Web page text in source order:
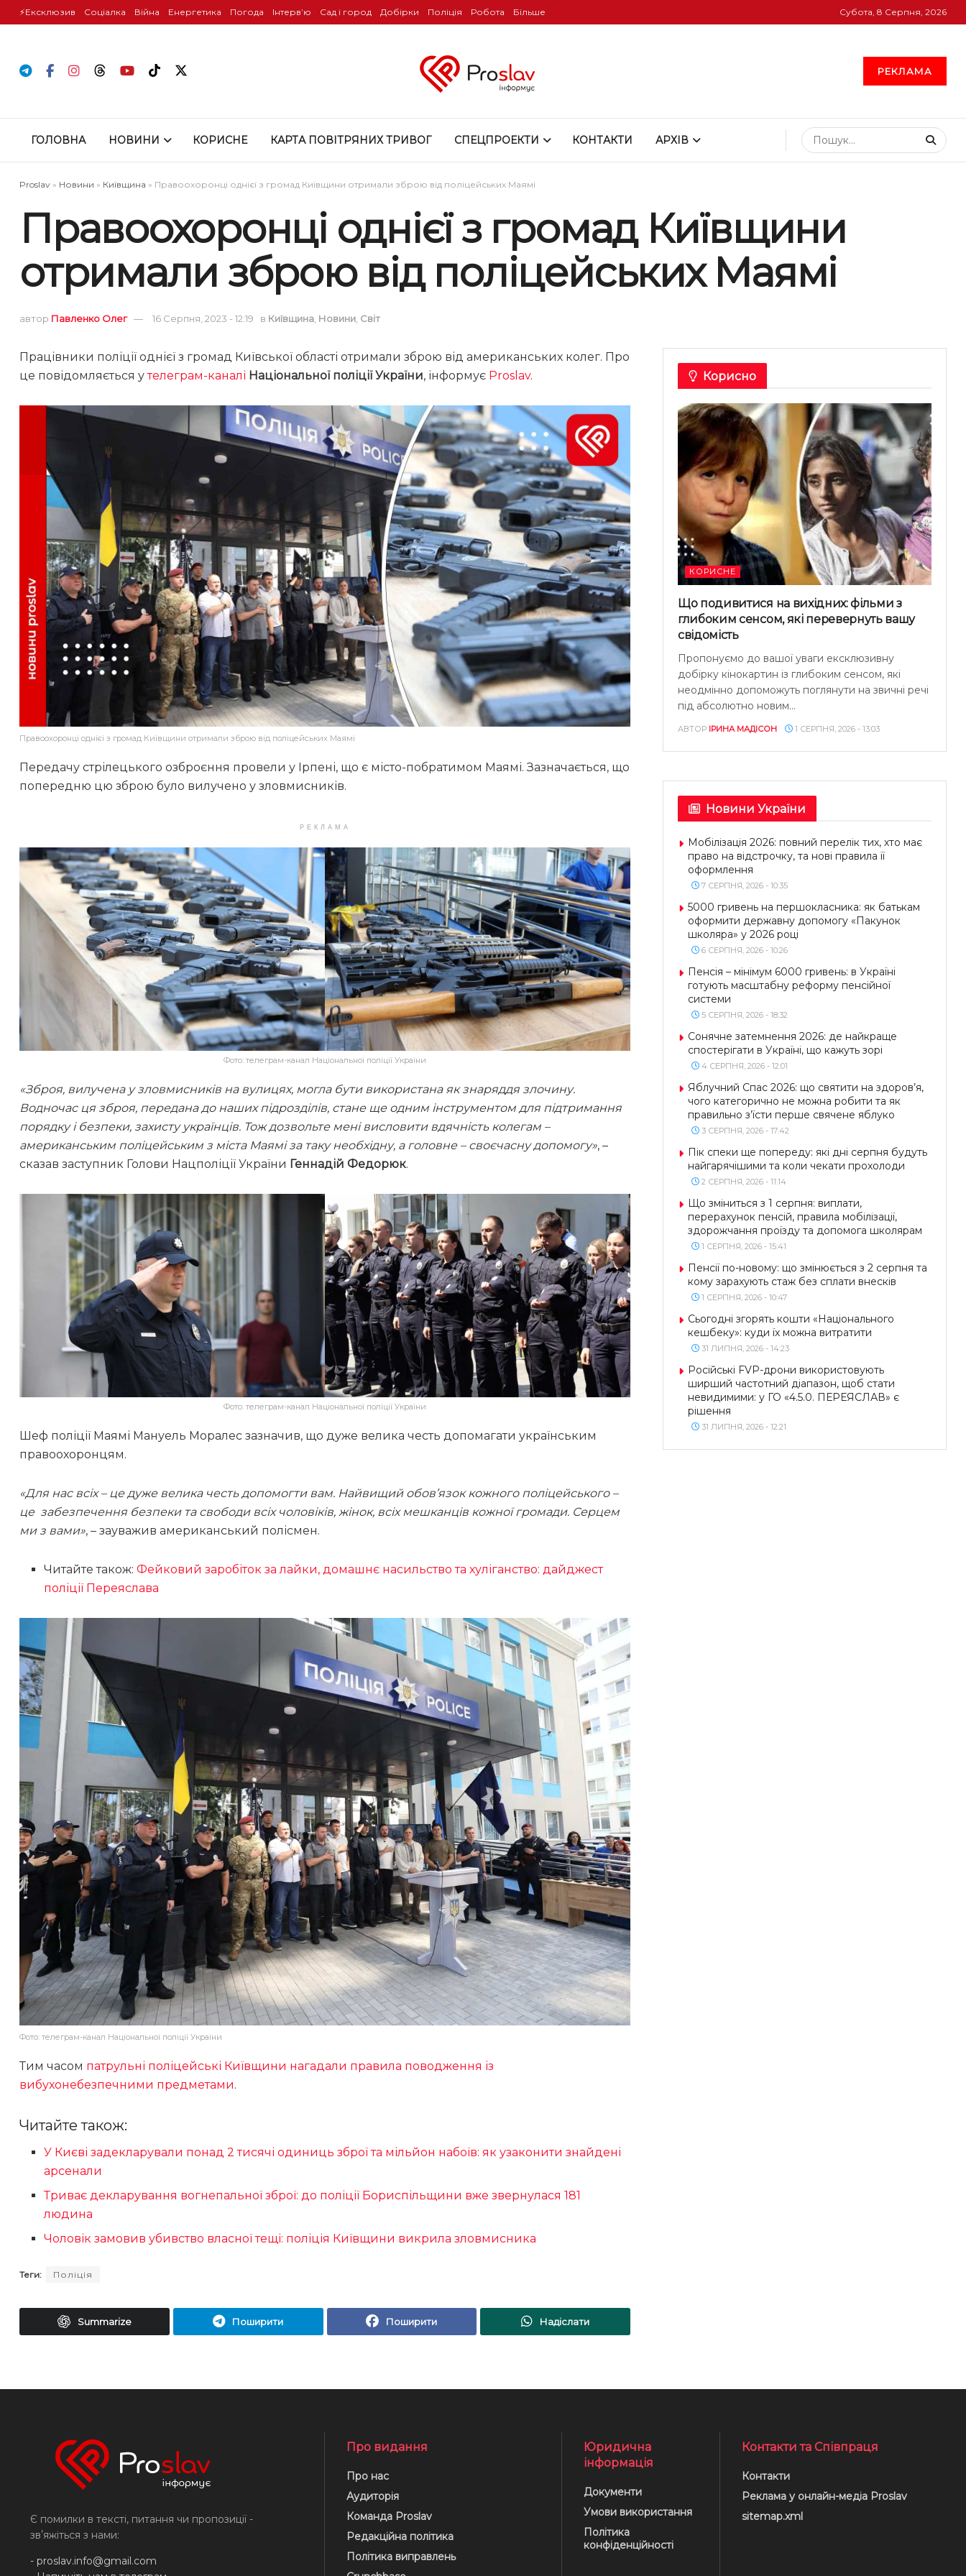
⚡️Ексклюзив Соціалка Війна Енергетика Погода Інтервʼю Сад і город Добірки Поліція Робота Більше Субота, 8 Серпня, 2026
РЕКЛАМА
ГОЛОВНА НОВИНИ КОРИСНЕ КАРТА ПОВІТРЯНИХ ТРИВОГ СПЕЦПРОЕКТИ КОНТАКТИ АРХІВ
Proslav » Новини » Київщина » Правоохоронці однієї з громад Київщини отримали зброю від поліцейських Маямі
Правоохоронці однієї з громад Київщини
отримали зброю від поліцейських Маямі
автор Павленко Олег 16 Серпня, 2023 - 12:19 в Київщина, Новини, Світ
Працівники поліції однієї з громад Київської області отримали зброю від американських колег. Про
це повідомляється утелеграм-каналі Національної поліції України, інформує Proslav.
Правоохоронці однієї з громад Київщини отримали зброю від поліцейських Маямі
Передачу стрілецького озброєння провели у Ірпені, що є місто-побратимом Маямі. Зазначається, що
попередню цю зброю було вилучено у зловмисників.
РЕКЛАМА
Фото: телеграм-канал Національної поліції України
«Зброя, вилучена у зловмисників на вулицях, могла бути використана як знаряддя злочину.
Водночас ця зброя, передана до наших підрозділів, стане ще одним інструментом для підтримання
порядку і безпеки, захисту українців. Тож дозвольте мені висловити вдячність колегам –
американським поліцейським з міста Маямі за таку необхідну, а головне – своєчасну допомогу», –
сказав заступник Голови Нацполіції України Геннадій Федорюк.
Фото: телеграм-канал Національної поліції України
Шеф поліції Маямі Мануель Моралес зазначив, що дуже велика честь допомагати українським
правоохоронцям.
«Для нас всіх – це дуже велика честь допомогти вам. Найвищий обов’язок кожного поліцейського –
це забезпечення безпеки та свободи всіх чоловіків, жінок, всіх мешканців кожної громади. Серцем
ми з вами», – зауважив американський полісмен.
Читайте також:Фейковий заробіток за лайки, домашнє насильство та хуліганство: дайджест
поліції Переяслава
Фото: телеграм-канал Національної поліції України
Тим часом патрульні поліцейські Київщини нагадали правила поводження із
вибухонебезпечними предметами.
Читайте також:
У Києві задекларували понад 2 тисячі одиниць зброї та мільйон набоїв: як узаконити знайдені
арсенали
Триває декларування вогнепальної зброї: до поліції Бориспільщини вже звернулася 181
людина
Чоловік замовив убивство власної тещі: поліція Київщини викрила зловмисника
Теги: Поліція
Summarize Поширити Поширити Надіслати
Корисно
КОРИСНЕ
Що подивитися на вихідних: фільми з
глибоким сенсом, які перевернуть вашу
свідомість
Пропонуємо до вашої уваги ексклюзивну
добірку кінокартин із глибоким сенсом, які
неодмінно допоможуть поглянути на звичні речі
під абсолютно новим...
АВТОР ІРИНА МАДІСОН 1 СЕРПНЯ, 2026 - 13:03
Новини України
Мобілізація 2026: повний перелік тих, хто має
право на відстрочку, та нові правила її
оформлення
7 СЕРПНЯ, 2026 - 10:35
5000 гривень на першокласника: як батькам
оформити державну допомогу «Пакунок
школяра» у 2026 році
6 СЕРПНЯ, 2026 - 10:26
Пенсія – мінімум 6000 гривень: в Україні
готують масштабну реформу пенсійної
системи
5 СЕРПНЯ, 2026 - 18:32
Сонячне затемнення 2026: де найкраще
спостерігати в Україні, що кажуть зорі
4 СЕРПНЯ, 2026 - 12:01
Яблучний Спас 2026: що святити на здоров’я,
чого категорично не можна робити та як
правильно з’їсти перше свячене яблуко
3 СЕРПНЯ, 2026 - 17:42
Пік спеки ще попереду: які дні серпня будуть
найгарячішими та коли чекати прохолоди
2 СЕРПНЯ, 2026 - 11:14
Що зміниться з 1 серпня: виплати,
перерахунок пенсій, правила мобілізації,
здорожчання проїзду та допомога школярам
1 СЕРПНЯ, 2026 - 15:41
Пенсії по-новому: що змінюється з 2 серпня та
кому зарахують стаж без сплати внесків
1 СЕРПНЯ, 2026 - 10:47
Сьогодні згорять кошти «Національного
кешбеку»: куди їх можна витратити
31 ЛИПНЯ, 2026 - 14:23
Російські FVP-дрони використовують
ширший частотний діапазон, щоб стати
невидимими: у ГО «4.5.0. ПЕРЕЯСЛАВ» є
рішення
31 ЛИПНЯ, 2026 - 12:21
Є помилки в тексті, питання чи пропозиції -
звʼяжіться з нами:
- proslav.info@gmail.com
Про видання
Про нас
Аудиторія
Команда Proslav
Редакційна політика
Політика виправлень
Юридична
інформація
Документи
Умови використання
Політика
конфіденційності
Контакти та Співпраця
Контакти
Реклама у онлайн-медіа Proslav
sitemap.xml